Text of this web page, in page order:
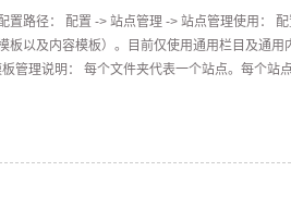
置路径： 配置 -> 站点管理 -> 站点管理使用：
板以及内容模板）。目前仅使用通用栏目及通
管理说明： 每个文件夹代表一个站点。每个站